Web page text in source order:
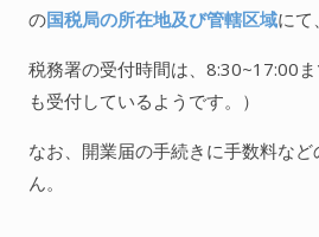
の国税局の所在地及び管轄区域にて
税務署の受付時間は、8:30~17:00
も受付しているようです。）
なお、開業届の手続きに手数料な
ん。